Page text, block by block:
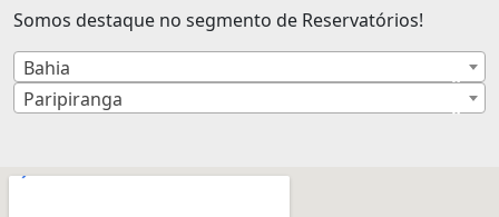
Somos destaque no segmento de Reservatórios!
×
Bahia
×
Paripiranga